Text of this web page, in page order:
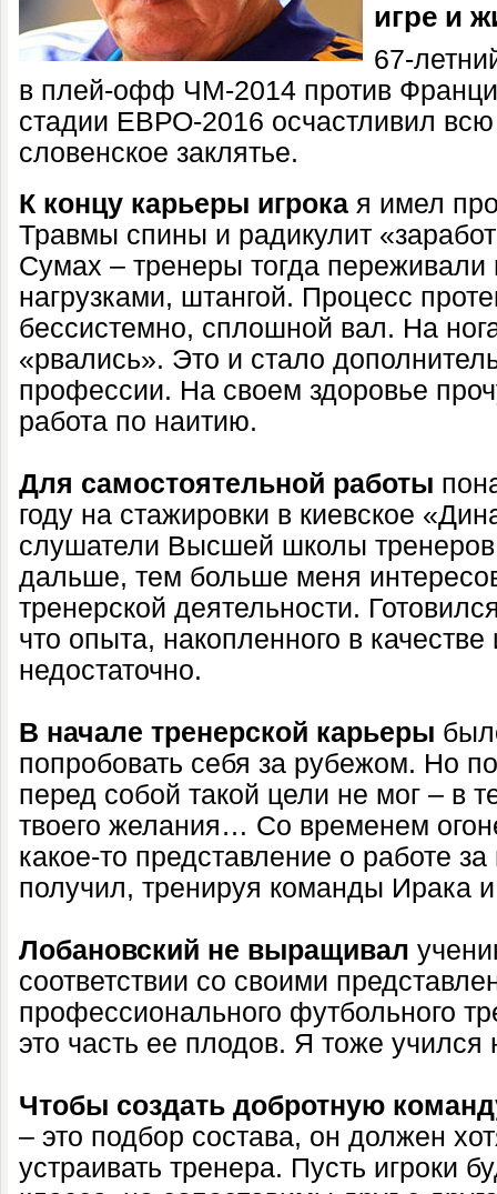
игре и
67-
в плей-офф ЧМ-2014 против
стадии ЕВРО-2016 осчастливил всю
словенское заклятье.
К концу карьеры игрока я имел
Травмы спины и радикулит
Сумах – тренеры тогда
нагрузками, штангой. Процесс
бессистемно, сплошной вал. На
«рвались». Это и стало
профессии. На своем здоровье
работа по наитию.
Для самостоятельной работы
году на стажировки в киевское
слушатели Высшей школы
дальше, тем больше меня
тренерской деятельности.
что опыта, накопленного в
недостаточно.
В начале тренерской карьеры
попробовать себя за рубежом. Но
перед собой такой цели не мог – в
твоего желания… Со временем
какое-то представление о работе
получил, тренируя команды Ирака
Лобановский не выращивал
соответствии со своими
профессионального футбольного
это часть ее плодов. Я тоже учился
Чтобы создать добротную
– это подбор состава, он должен
устраивать тренера. Пусть игроки